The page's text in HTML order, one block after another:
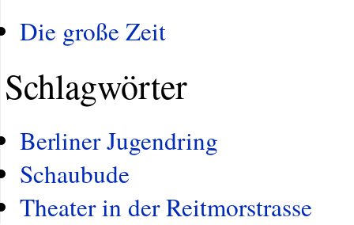
Die große Zeit
Schlagwörter
Berliner Jugendring
Schaubude
Theater in der Reitmorstrasse